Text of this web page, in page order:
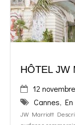
HÔTEL JW
12
Cannes,
JW Marriott